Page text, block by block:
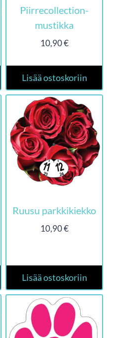
Piirrecollection-
mustikka
10,90€
Lisää ostoskoriin
Ruusu parkkikiekko
10,90€
Lisää ostoskoriin